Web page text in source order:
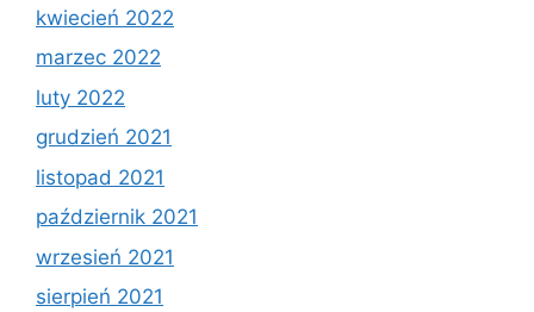
kwiecień 2022
marzec 2022
luty 2022
grudzień 2021
listopad 2021
październik 2021
wrzesień 2021
sierpień 2021